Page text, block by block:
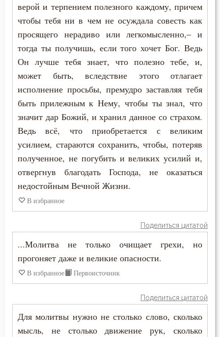
Честолюбие
Честь
Чистота
Чревоугодие
Чтение
Чудо
Щедрость
Юность
Язык
Ярость
верой и терпением полезного каждому, причем
чтобы тебя ни в чем не осуждала совесть как
просящего нерадиво или легкомысленно,– и
тогда ты получишь, если того хочет Бог. Ведь
Он лучше тебя знает, что полезно тебе, и,
может быть, вследствие этого отлагает
исполнение просьбы, премудро заставляя тебя
быть прилежным к Нему, чтобы ты знал, что
значит дар Божий, и хранил данное со страхом.
Ведь всё, что приобретается с великим
усилием, стараются сохранить, чтобы, потеряв
полученное, не погубить и великих усилий и,
отвергнув благодать Господа, не оказаться
недостойным Вечной Жизни.
В избранное
Поделиться цитатой
...Молитва не только очищает грехи, но
прогоняет даже и великие опасности.
В избранное Первоисточник
Поделиться цитатой
Для молитвы нужно не столько слово, сколько
мысль, не столько движение рук, сколько